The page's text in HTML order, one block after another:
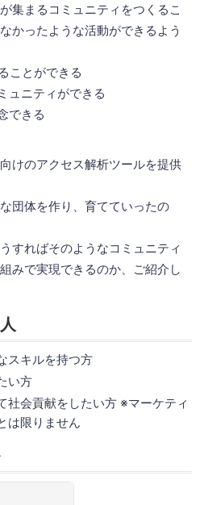
集まるコミュニティをつくるこ
かったような活動ができるよう
ことができる
ュニティができる
できる
けのアクセス解析ツールを提供
団体を作り、育てていったの
すればそのようなコミュニティ
みで実現できるのか、ご紹介し
スキルを持つ方
い方
社会貢献をしたい方 ※マーケティ
は限りません